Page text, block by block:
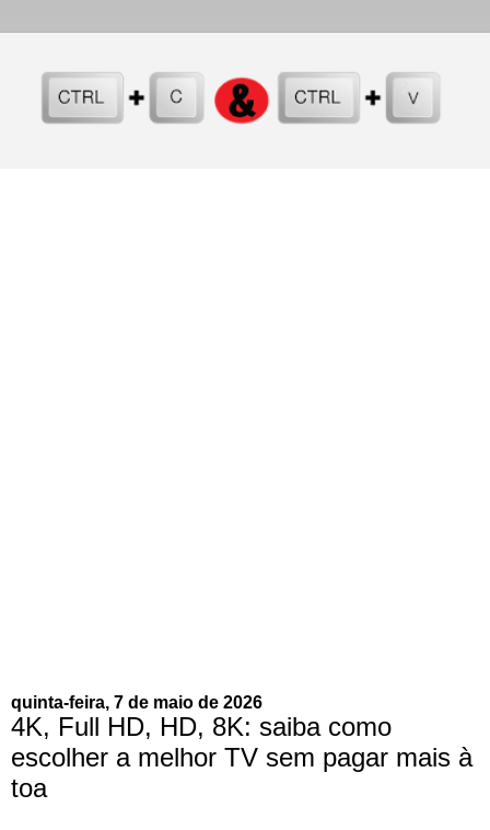
quinta-feira, 7 de maio de 2026
4K, Full HD, HD, 8K: saiba como
escolher a melhor TV sem pagar mais à
toa